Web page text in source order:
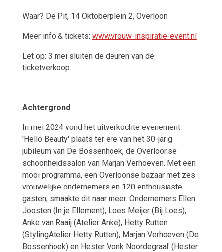
Waar? De Pit, 14 Oktoberplein 2, Overloon
Meer info & tickets: www.vrouw-inspiratie-event.nl
Let op: 3 mei sluiten de deuren van de
ticketverkoop.
Achtergrond
In mei 2024 vond het uitverkochte evenement
'Hello Beauty' plaats ter ere van het 30-jarig
jubileum van De Bossenhoek, de Overloonse
schoonheidssalon van Marjan Verhoeven. Met een
mooi programma, een Overloonse bazaar met zes
vrouwelijke ondernemers en 120 enthousiaste
gasten, smaakte dit naar meer. Ondernemers Ellen
Joosten (In je Ellement), Loes Meijer (Bij Loes),
Anke van Raaij (Atelier Anke), Hetty Rutten
(StylingAtelier Hetty Rutten), Marjan Verhoeven (De
Bossenhoek) en Hester Vonk Noordegraaf (Hester